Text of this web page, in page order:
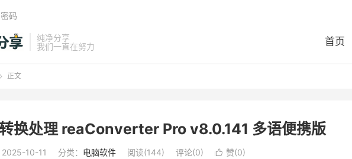
纯净分享
我们一直在努力
首页
码
正文
换处理 reaConverter Pro v8.0.141 多语便携版
2025-10-11 分类： 电脑软件 阅读(144) 评论(0)  赞(0)